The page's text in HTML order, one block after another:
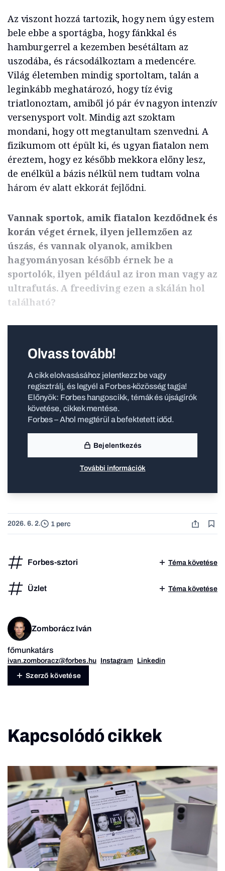
Az viszont hozzá tartozik, hogy nem úgy estem
bele ebbe a sportágba, hogy fánkkal és
hamburgerrel a kezemben besétáltam az
uszodába, és rácsodálkoztam a medencére.
Világ életemben mindig sportoltam, talán a
leginkább meghatározó, hogy tíz évig
triatlonoztam, amiből jó pár év nagyon intenzív
versenysport volt. Mindig azt szoktam
mondani, hogy ott megtanultam szenvedni. A
fizikumom ott épült ki, és ugyan fiatalon nem
éreztem, hogy ez később mekkora előny lesz,
de enélkül a bázis nélkül nem tudtam volna
három év alatt ekkorát fejlődni.
Vannak sportok, amik fiatalon kezdődnek és
korán véget érnek, ilyen jellemzően az
úszás, és vannak olyanok, amikben
hagyományosan később érnek be a
sportolók, ilyen például az iron man vagy az
ultrafutás. A freediving ezen a skálán hol
található?
Olvass tovább!
A cikk elolvasásához jelentkezz be vagy
regisztrálj, és legyél a Forbes-közösség tagja!
Előnyök: Forbes hangoscikk, témák és újságírók
követése, cikkek mentése.
Forbes – Ahol megtérül a befektetett időd.
Bejelentkezés
További információk
2026. 6. 2. 1 perc
Forbes-sztori Téma követése
Üzlet Téma követése
Zomborácz Iván
főmunkatárs
ivan.zomboracz@forbes.hu Instagram Linkedin
Szerző követése
Kapcsolódó cikkek